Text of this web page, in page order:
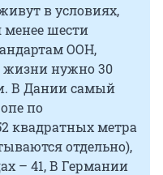
в условиях,
менее шести
ООН,
жизни нужно 30
В Дании самый
по
квадратных метра
отдельно),
– 41, В Германии